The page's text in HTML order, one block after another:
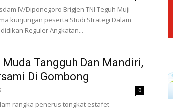
IV/Diponegoro Brigjen TNI Teguh Muji
kunjungan peserta Studi Strategi Dalam
Reguler Angkatan...
Tangguh Dan Mandiri,
Di Gombong
0
rangka penerus tongkat estafet